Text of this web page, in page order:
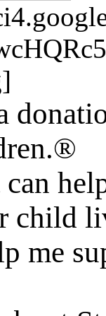
child
me